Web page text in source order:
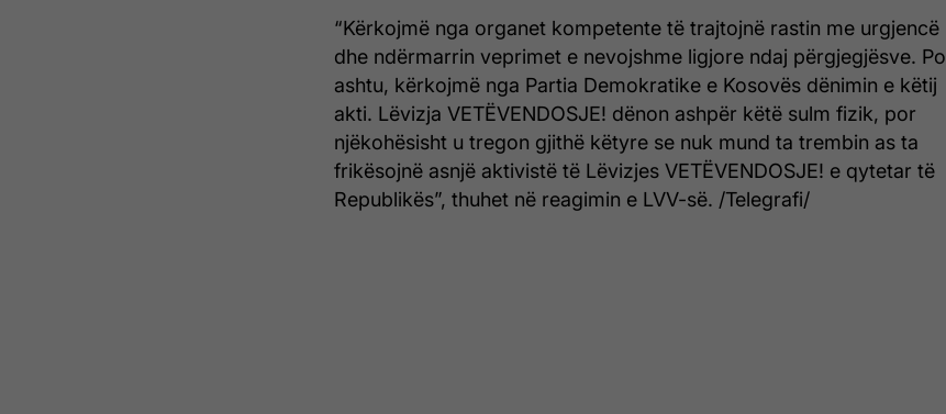
“Kërkojmë nga organet kompetente të trajtojnë rastin me urgjencë
dhe ndërmarrin veprimet e nevojshme ligjore ndaj përgjegjësve. Po
ashtu, kërkojmë nga Partia Demokratike e Kosovës dënimin e këtij
akti. Lëvizja VETËVENDOSJE! dënon ashpër këtë sulm fizik, por
njëkohësisht u tregon gjithë këtyre se nuk mund ta trembin as ta
frikësojnë asnjë aktivistë të Lëvizjes VETËVENDOSJE! e qytetar të
Republikës”, thuhet në reagimin e LVV-së. /Telegrafi/